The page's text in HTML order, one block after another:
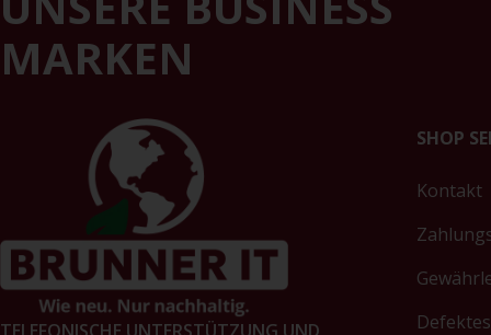
MARKEN
SHOP
Kontakt